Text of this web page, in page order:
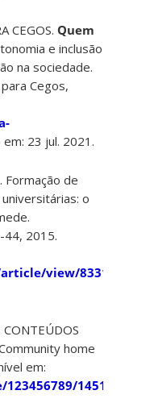
CEGOS. Quem
e inclusão
na sociedade.
Cegos,
em: 23 jul. 2021.
Formação de
o
44, 2015.
view/8331/6287
CONTEÚDOS
home
em:
1451